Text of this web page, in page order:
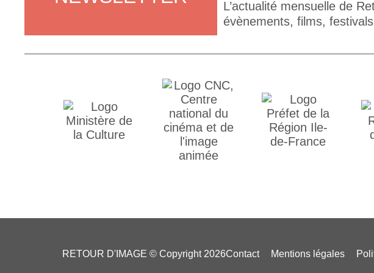
L’actualité mensuelle de
évènements, films,
RETOUR D'IMAGE © Copyright 2026Contact Mentions légales